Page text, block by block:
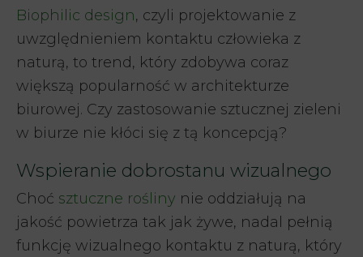
Biophilic design, czyli projektowanie z
uwzględnieniem kontaktu człowieka z
naturą, to trend, który zdobywa coraz
większą popularność w architekturze
biurowej. Czy zastosowanie sztucznej zieleni
w biurze nie kłóci się z tą koncepcją?
Wspieranie dobrostanu wizualnego
Choć sztuczne rośliny nie oddziałują na
jakość powietrza tak jak żywe, nadal pełnią
funkcję wizualnego kontaktu z naturą, który